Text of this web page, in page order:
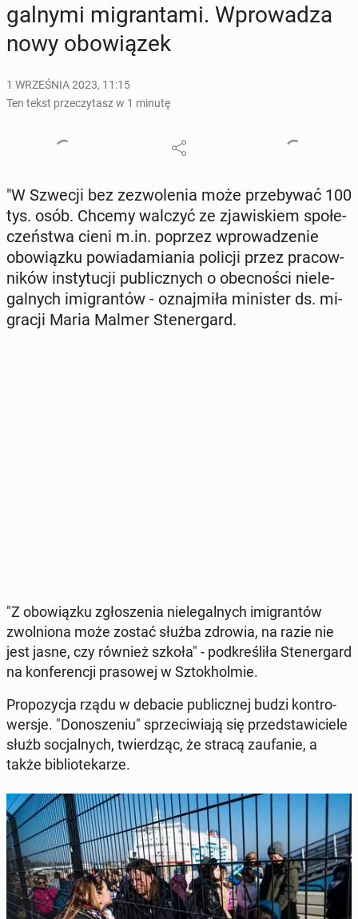
gal­ny­mi mi­gran­ta­mi. Wpro­wa­dza
nowy obo­wią­zek
1 WRZEŚNIA 2023, 11:15
Ten tekst przeczytasz w 1 minutę
"W Szwecji bez ze­zwo­le­nia może prze­by­wać 100
tys. osób. Chcemy walczyć ze zja­wi­skiem spo­łe­
czeń­stwa cieni m.in. poprzez wpro­wa­dze­nie
obo­wiąz­ku po­wia­da­mia­nia policji przez pra­cow­
ni­ków in­sty­tu­cji pu­blicz­nych o obec­no­ści nie­le­
gal­nych imi­gran­tów - oznaj­mi­ła mi­ni­ster ds. mi­
gra­cji Maria Malmer Ste­ner­gard.
"Z obo­wiąz­ku zgło­sze­nia nie­le­gal­nych imi­gran­tów
zwol­nio­na może zostać służba zdrowia, na razie nie
jest jasne, czy również szkoła" - pod­kre­śli­ła Ste­ner­gard
na kon­fe­ren­cji pra­so­wej w Sztok­hol­mie.
Pro­po­zy­cja rządu w debacie pu­blicz­nej budzi kon­tro­
wer­sje. "Do­no­sze­niu" sprze­ci­wia­ją się przed­sta­wi­cie­le
służb so­cjal­nych, twier­dząc, że stracą za­ufa­nie, a
także bi­blio­te­ka­rze.